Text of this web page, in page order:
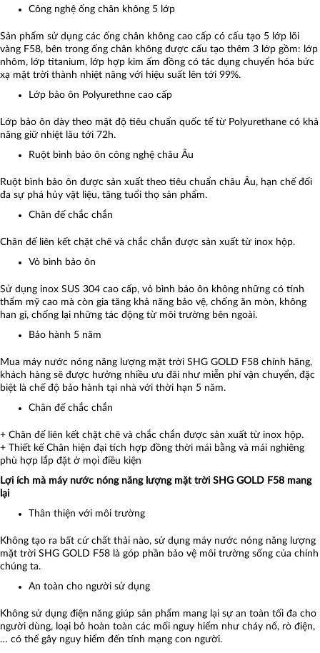
Công nghệ ống chân không 5 lớp
Sản phẩm sử dụng các ống chân không cao cấp có cấu tạo 5 lớp lõi
vàng F58, bên trong ống chân không được cấu tạo thêm 3 lớp gồm: lớp
nhôm, lớp titanium, lớp hợp kim ấm đồng có tác dụng chuyển hóa bức
xạ mặt trời thành nhiệt năng với hiệu suất lên tới 99%.
Lớp bảo ôn Polyurethne cao cấp
Lớp bảo ôn dày theo mật độ tiêu chuẩn quốc tế từ Polyurethane có khả
năng giữ nhiệt lâu tới 72h.
Ruột bình bảo ôn công nghệ châu Âu
Ruột bình bảo ôn được sản xuất theo tiêu chuẩn châu Âu, hạn chế đối
đa sự phá hủy vật liệu, tăng tuổi thọ sản phẩm.
Chân đế chắc chắn
Chân đế liên kết chặt chẽ và chắc chắn được sản xuất từ inox hộp.
Vỏ bình bảo ôn
Sử dụng inox SUS 304 cao cấp, vỏ bình bảo ôn không những có tính
thẩm mỹ cao mà còn gia tăng khả năng bảo vệ, chống ăn mòn, không
han gỉ, chống lại những tác động từ môi trường bên ngoài.
Bảo hành 5 năm
Mua máy nước nóng năng lượng mặt trời SHG GOLD F58 chính hãng,
khách hàng sẽ được hưởng nhiều ưu đãi như miễn phí vận chuyển, đặc
biệt là chế độ bảo hành tại nhà với thời hạn 5 năm.
Chân đế chắc chắn
+ Chân đế liên kết chặt chẽ và chắc chắn được sản xuất từ inox hộp.
+ Thiết kế Chân hiện đại tích hợp đồng thời mái bằng và mái nghiêng
phù hợp lắp đặt ở mọi điều kiện
Lợi ích mà máy nước nóng năng lượng mặt trời SHG GOLD F58 mang
lại
Thân thiện với môi trường
Không tạo ra bất cứ chất thải nào, sử dụng máy nước nóng năng lượng
mặt trời SHG GOLD F58 là góp phần bảo vệ môi trường sống của chính
chúng ta.
An toàn cho người sử dụng
Không sử dụng điện năng giúp sản phẩm mang lại sự an toàn tối đa cho
người dùng, loại bỏ hoàn toàn các mối nguy hiểm như cháy nổ, rò điện,
… có thể gây nguy hiểm đến tính mạng con người.